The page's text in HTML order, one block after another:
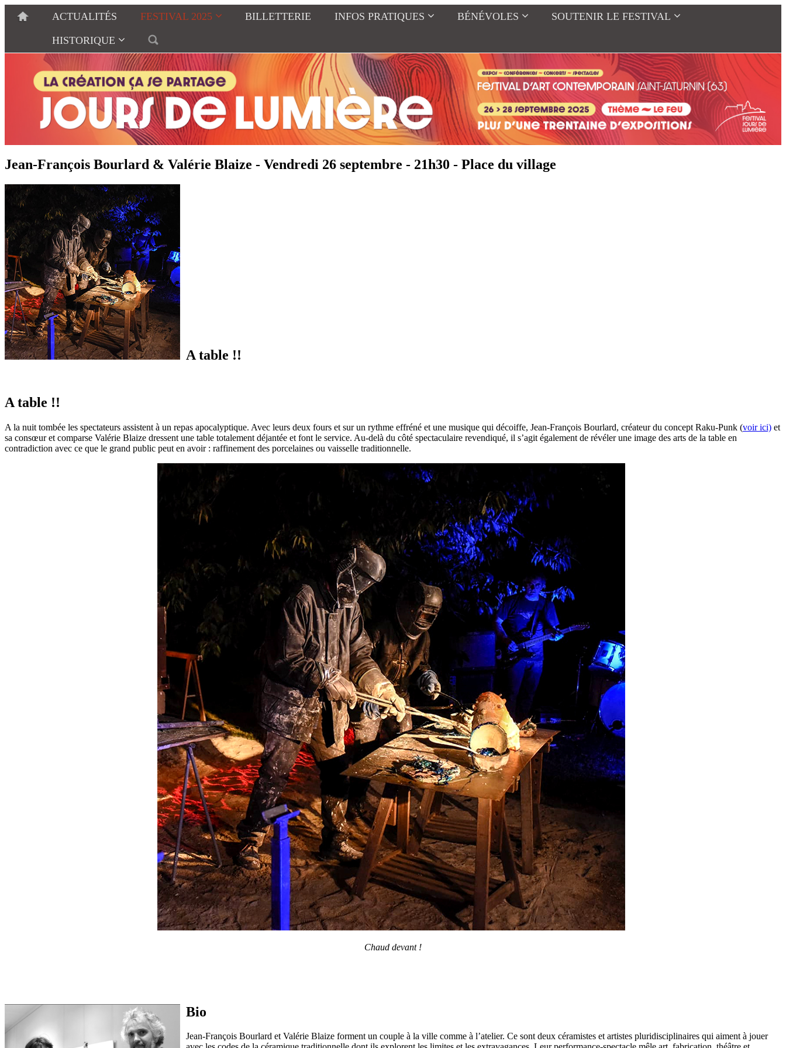
ACTUALITÉS FESTIVAL 2025 BILLETTERIE INFOS PRATIQUES BÉNÉVOLES SOUTENIR LE FESTIVAL
HISTORIQUE
Jean-François Bourlard & Valérie Blaize - Vendredi 26 septembre - 21h30 - Place du village
A table !!
A table !!
A la nuit tombée les spectateurs assistent à un repas apocalyptique. Avec leurs deux fours et sur un rythme effréné et une musique qui décoiffe, Jean-François Bourlard, créateur du concept Raku-Punk (voir ici) et
sa consœur et comparse Valérie Blaize dressent une table totalement déjantée et font le service. Au-delà du côté spectaculaire revendiqué, il s’agit également de révéler une image des arts de la table en
contradiction avec ce que le grand public peut en avoir : raffinement des porcelaines ou vaisselle traditionnelle.
Chaud devant !
Bio
Jean-François Bourlard et Valérie Blaize forment un couple à la ville comme à l’atelier. Ce sont deux céramistes et artistes pluridisciplinaires qui aiment à jouer